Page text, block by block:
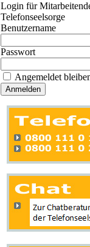
Login für
Telefonseelsorge
Benutzername
Passwort
Angemeldet